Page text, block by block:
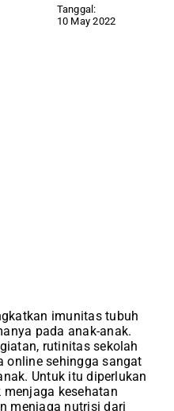
Tanggal:
10 May 2022
imunitas tubuh
pada anak-anak.
rutinitas sekolah
online sehingga sangat
Untuk itu diperlukan
kesehatan
menjaga nutrisi dari